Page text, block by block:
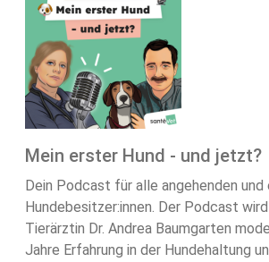
Mein erster Hund - und jetzt?
Dein Podcast für alle angehenden und
Hundebesitzer:innen. Der Podcast
Tierärztin Dr. Andrea Baumgarten
Jahre Erfahrung in der Hundehaltung